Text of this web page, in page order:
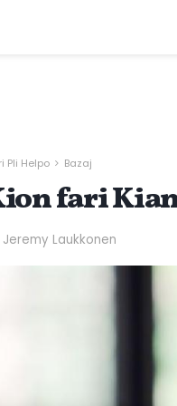
Pli Helpo Bazaj
fari
Laukkonen